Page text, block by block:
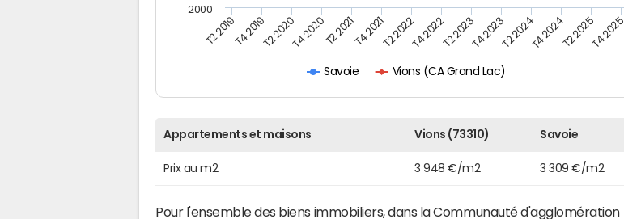
Savoie Vions (CA Grand Lac)
T2 2019T4 2019T2 2020T4 2020T2 2021T4 2021T2 2022T4 2022T2 2023T4 2023T2 2024T4 2024T2 2025T4 2025
2000
Appartements et maisons Vions (73310) Savoie
Prix au m2 3 948 €/m2 3 309 €/m2
Pour l'ensemble des biens immobiliers, dans la Communauté d'agglomération